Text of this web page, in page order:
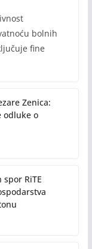
bolnih
fine
Zenica:
odluke o
spor RiTE